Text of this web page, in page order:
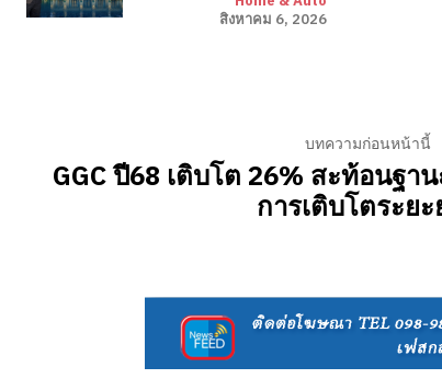
สิงหาคม 6, 2026
บทความก่อนหน้านี้
GGC ปี68 เติบโต 26% สะท้อนฐา
การเติบโตระย